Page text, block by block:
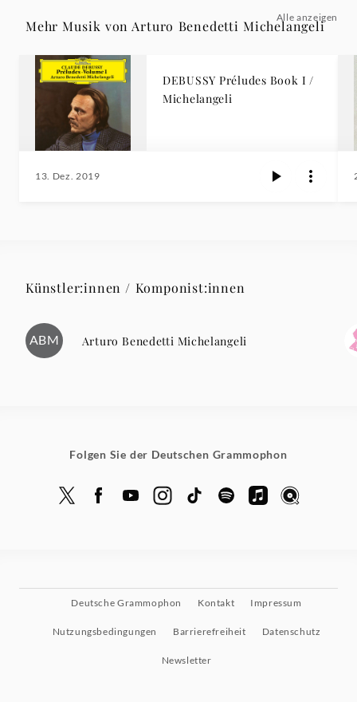
Mehr Musik von Arturo Benedetti Michelangeli
Alle anzeigen
DEBUSSY Préludes Book I /
Michelangeli
13. Dez. 2019
Künstler:innen / Komponist:innen
ABM Arturo Benedetti Michelangeli
Folgen Sie der Deutschen Grammophon
Deutsche Grammophon Kontakt Impressum
Nutzungsbedingungen Barrierefreiheit Datenschutz
Newsletter